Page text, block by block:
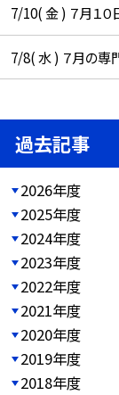
7/10( 金 ) ７月１
7/8( 水 ) ７月の専
過去記事
2026年度
2025年度
2024年度
2023年度
2022年度
2021年度
2020年度
2019年度
2018年度